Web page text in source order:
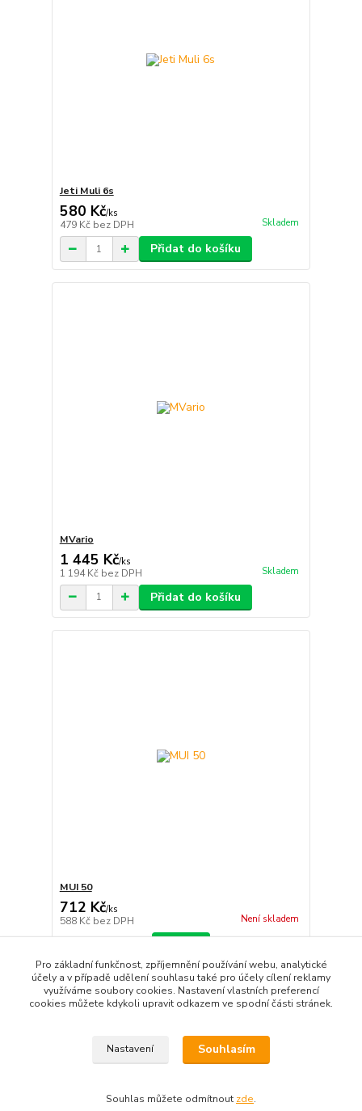
Jeti Muli 6s
580 Kč/ks
479 Kč bez DPH Skladem
Přidat do košíku
MVario
1 445 Kč/ks
1 194 Kč bez DPH Skladem
Přidat do košíku
MUI 50
712 Kč/ks
588 Kč bez DPH Není skladem
strana z 1
Pro základní funkčnost, zpříjemnění používání webu, analytické
účely a v případě udělení souhlasu také pro účely cílení reklamy
využíváme soubory cookies. Nastavení vlastních preferencí
cookies můžete kdykoli upravit odkazem ve spodní části stránek.
Nastavení Souhlasím
Souhlas můžete odmítnout zde.